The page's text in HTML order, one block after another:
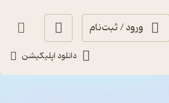
ورود / ثبت‌نام
دانلود اپلیکیشن